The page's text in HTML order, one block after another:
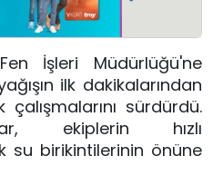
İşleri Müdürlüğü'ne
ilk dakikalarından
sürdürdü.
ekiplerin hızlı
su birikintilerinin önüne